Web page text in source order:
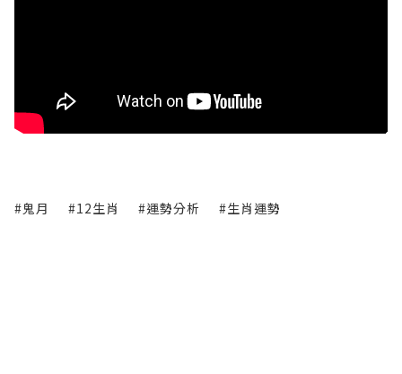
#鬼月 #12生肖 #運勢分析 #生肖運勢